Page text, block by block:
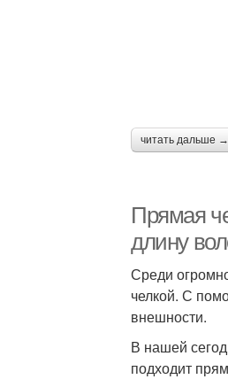
читать дальше →
Прямая
длину
Среди
челкой. С
внешности.
В нашей
подходит